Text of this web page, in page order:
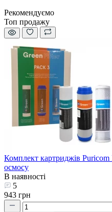
Рекомендуємо
Топ продажу
Комплект картриджів
осмосу
В наявності
5
943 грн